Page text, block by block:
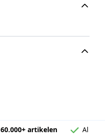
60.000+ artikelen
Al